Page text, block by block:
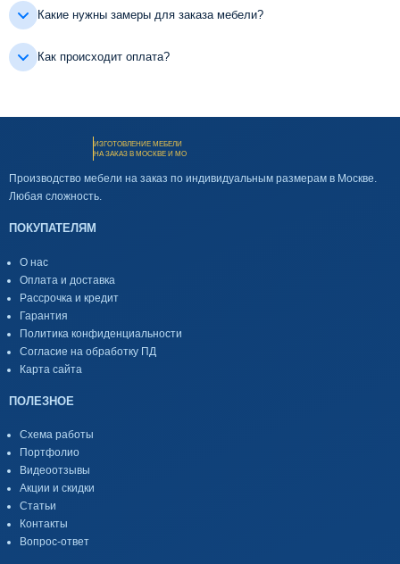
Какие нужны замеры для заказа мебели?
Как происходит оплата?
ИЗГОТОВЛЕНИЕ МЕБЕЛИ
НА ЗАКАЗ В МОСКВЕ И МО
Производство мебели на заказ по индивидуальным размерам в Москве.
Любая сложность.
ПОКУПАТЕЛЯМ
О нас
Оплата и доставка
Рассрочка и кредит
Гарантия
Политика конфиденциальности
Согласие на обработку ПД
Карта сайта
ПОЛЕЗНОЕ
Схема работы
Портфолио
Видеоотзывы
Акции и скидки
Статьи
Контакты
Вопрос-ответ